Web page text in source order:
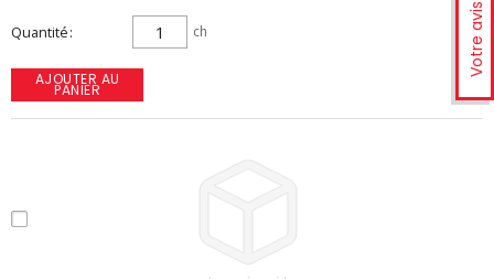
Votre avis
Quantité ch
AJOUTER AU
PANIER